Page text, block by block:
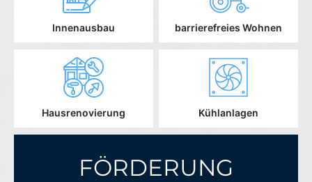
Innenausbau barrierefreies Wohnen
Hausrenovierung Kühlanlagen
FÖRDERUNG